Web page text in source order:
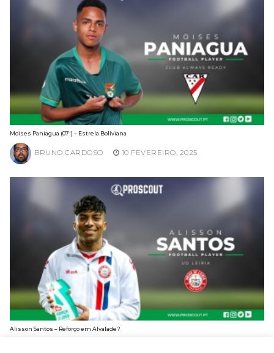
Moises Paniagua (07′) – Estrela Boliviana
BRUNO CARDOSO 10 FEVEREIRO, 2025
Alisson Santos – Reforço em Alvalade?